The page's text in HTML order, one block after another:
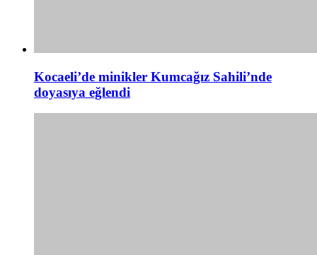
Kocaeli’de minikler Kumcağız Sahili’nde
doyasıya eğlendi